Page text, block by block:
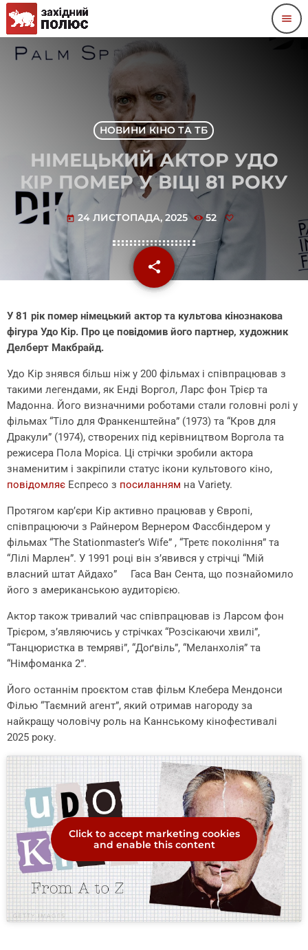
menu
НОВИНИ КІНО ТА ТБ
НІМЕЦЬКИЙ АКТОР УДО
КІР ПОМЕР У ВІЦІ 81 РОКУ
today 24 ЛИСТОПАДА, 2025 52
share
email
У 81 рік помер німецький актор та культова кінознакова
фігура Удо Кір. Про це повідомив його партнер, художник
Делберт Макбрайд.
Удо Кір знявся більш ніж у 200 фільмах і співпрацював з
такими легендами, як Енді Воргол, Ларс фон Трієр та
Мадонна. Його визначними роботами стали головні ролі у
фільмах “Тіло для Франкенштейна” (1973) та “Кров для
Дракули” (1974), створених під керівництвом Воргола та
режисера Пола Моріса. Ці стрічки зробили актора
знаменитим і закріпили статус ікони культового кіно,
повідомляє Еспресо з посиланням на Variety.
Протягом кар’єри Кір активно працював у Європі,
співпрацюючи з Райнером Вернером Фассбіндером у
фільмах “The Stationmaster’s Wife” , “Третє покоління” та
“Лілі Марлен”. У 1991 році він з’явився у стрічці “Мій
власний штат Айдахо” Гаса Ван Сента, що познайомило
його з американською аудиторією.
Актор також тривалий час співпрацював із Ларсом фон
Трієром, з’являючись у стрічках “Розсікаючи хвилі”,
“Танцюристка в темряві”, “Доґвіль”, “Меланхолія” та
“Німфоманка 2”.
Його останнім проєктом став фільм Клебера Мендонси
Філью “Таємний агент”, який отримав нагороду за
найкращу чоловічу роль на Каннському кінофестивалі
2025 року.
Click to accept marketing cookies
and enable this content